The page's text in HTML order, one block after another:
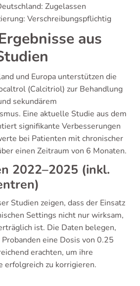
Zugelassen
Verschreibungspflichtig
aus
und Europa unterstützen die
(Calcitriol) zur Behandlung
sekundärem
Eine aktuelle Studie aus dem
signifikante Verbesserungen
bei Patienten mit chronischer
einen Zeitraum von 6 Monaten.
2022–2025 (inkl.
Studien zeigen, dass der Einsatz
Settings nicht nur wirksam,
ist. Die Daten belegen,
eine Dosis von 0.25
erachten, um ihre
erfolgreich zu korrigieren.